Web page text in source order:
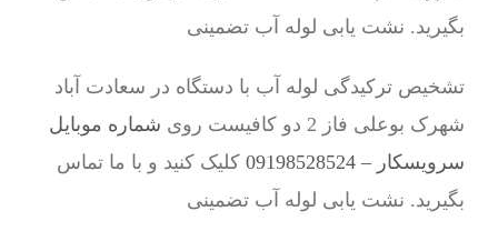
بگیرید. نشت یابی لوله آب تضمینی
تشخیص ترکیدگی لوله آب با دستگاه در سعادت آباد
شهرک بوعلی فاز 2 دو کافیست روی
شماره موبایل
سرویسکار – 09198528524
کلیک کنید و با ما تماس
بگیرید. نشت یابی لوله آب تضمینی